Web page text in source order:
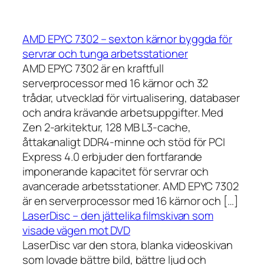
AMD EPYC 7302 – sexton kärnor byggda för
servrar och tunga arbetsstationer
AMD EPYC 7302 är en kraftfull
serverprocessor med 16 kärnor och 32
trådar, utvecklad för virtualisering, databaser
och andra krävande arbetsuppgifter. Med
Zen 2-arkitektur, 128 MB L3-cache,
åttakanaligt DDR4-minne och stöd för PCI
Express 4.0 erbjuder den fortfarande
imponerande kapacitet för servrar och
avancerade arbetsstationer. AMD EPYC 7302
är en serverprocessor med 16 kärnor och […]
LaserDisc – den jättelika filmskivan som
visade vägen mot DVD
LaserDisc var den stora, blanka videoskivan
som lovade bättre bild, bättre ljud och